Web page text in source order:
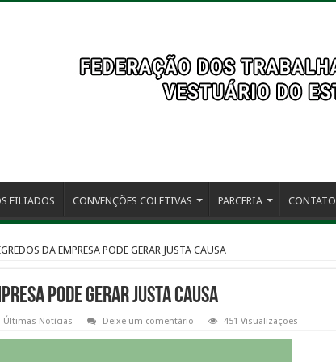
FILIADOS CONVENÇÕES COLETIVAS PARCERIA CONTATO
DA EMPRESA PODE GERAR JUSTA CAUSA
PODE GERAR JUSTA CAUSA
Últimas Notícias Deixe um comentário 451 Visualizações